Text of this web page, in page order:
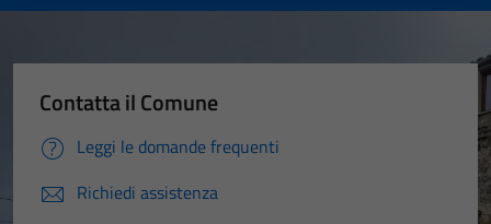
Contatta il Comune
Leggi le domande frequenti
Richiedi assistenza